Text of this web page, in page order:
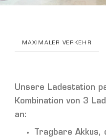
MAXIMALER VERKEHR
Unsere Ladestation
Kombination von 3
an:
Tragbare Akkus,